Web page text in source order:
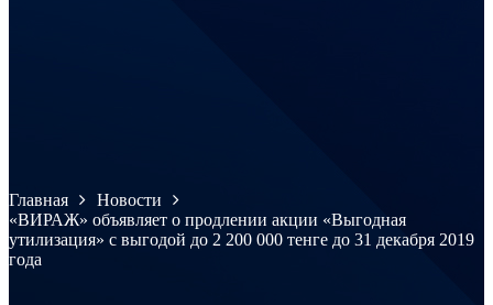
Главная
Новости
«ВИРАЖ» объявляет о продлении акции «Выгодная
утилизация» с выгодой до 2 200 000 тенге до 31 декабря 2019
года